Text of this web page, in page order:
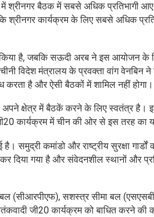
में श्रीनगर बैठक में सबसे अधिक
श्रीनगर कार्यक्रम के लिए सबसे अधिक
है, जबकि सऊदी अरब ने इस आयोजन के
विदेश मंत्रालय के प्रवक्ता वांग वेनबिन ने
है और ऐसी बैठकों में शामिल नहीं
अपने क्षेत्र में बैठकें करने के लिए स्वतंत्र है।
कार्यक्रम में चीन की ओर से इस तरह का
समुद्री कमांडो और राष्ट्रीय सुरक्षा
दिया गया है और संवेदनशील स्थानों और
बल (सीआरपीएफ), सशस्त्र सीमा बल
जी20 कार्यक्रम को बाधित करने